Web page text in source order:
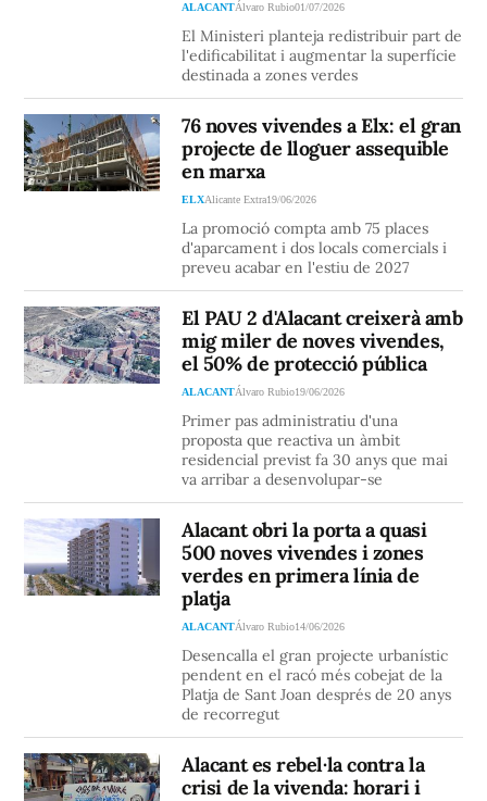
ALACANTÁlvaro Rubio01/07/2026
El Ministeri planteja redistribuir part de
l'edificabilitat i augmentar la superfície
destinada a zones verdes
76 noves vivendes a Elx: el gran
projecte de lloguer assequible
en marxa
ELXAlicante Extra19/06/2026
La promoció compta amb 75 places
d'aparcament i dos locals comercials i
preveu acabar en l'estiu de 2027
El PAU 2 d'Alacant creixerà amb
mig miler de noves vivendes,
el 50% de protecció pública
ALACANTÁlvaro Rubio19/06/2026
Primer pas administratiu d'una
proposta que reactiva un àmbit
residencial previst fa 30 anys que mai
va arribar a desenvolupar-se
Alacant obri la porta a quasi
500 noves vivendes i zones
verdes en primera línia de
platja
ALACANTÁlvaro Rubio14/06/2026
Desencalla el gran projecte urbanístic
pendent en el racó més cobejat de la
Platja de Sant Joan després de 20 anys
de recorregut
Alacant es rebel·la contra la
crisi de la vivenda: horari i